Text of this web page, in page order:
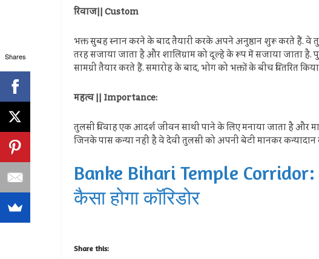
रिवाज|| Custom
भक्त सुबह स्नान करने के बाद तैयारी करके अपने अनुष्ठान शुरू करते हैं. वे
तरह सजाया जाता है और शालिग्राम को दूल्हे के रूप में सजाया जाता है.
सामग्री तैयार करते हैं. समारोह के बाद, भोग को भक्तों के बीच वितरित
महत्व || Importance:
तुलसी विवाह एक आदर्श जीवन साथी पाने के लिए मनाया जाता है और
जिनके पास कन्या नहीं है वे देवी तुलसी को अपनी बेटी मानकर
Banke Bihari Temple Corridor:
कैसा होगा कॉरिडोर
Share this:
Shares